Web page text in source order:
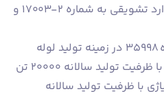
پروانه کاربرد علامت استاندارد تشویقی به شماره 2-17003 و
پروانه بهره‌برداری به شماره 35998 در زمینه تولید لوله
دقیق فولادی با درز جوش با ظرفیت تولید سالانه 20000 تن
با ظرفیت تولید سالانه